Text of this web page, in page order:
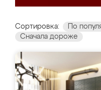
Сортировка: По
Сначала дороже